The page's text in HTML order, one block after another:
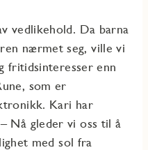
vedlikehold. Da barna
nærmet seg, ville vi
fritidsinteresser enn
som er
Kari har
Nå gleder vi oss til å
med sol fra